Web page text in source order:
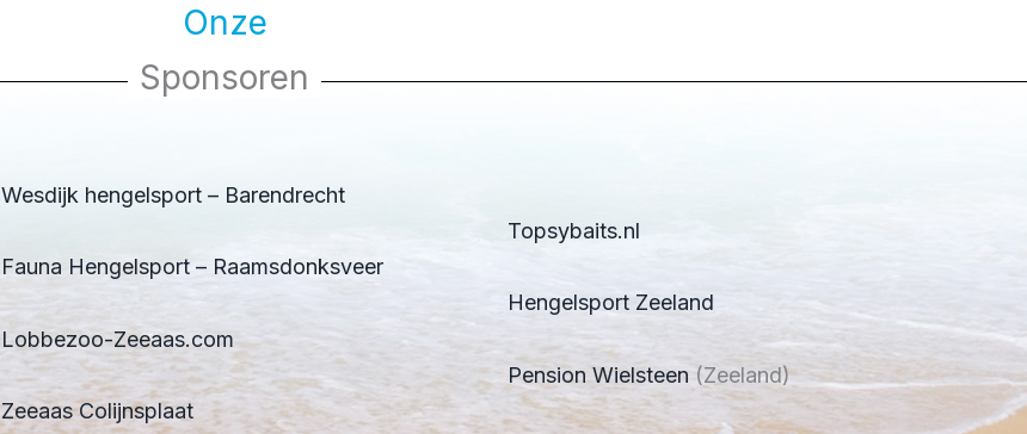
Onze
Sponsoren
Wesdijk hengelsport – Barendrecht
Fauna Hengelsport – Raamsdonksveer
Lobbezoo-Zeeaas.com
Zeeaas Colijnsplaat
Topsybaits.nl
Hengelsport Zeeland
Pension Wielsteen (Zeeland)